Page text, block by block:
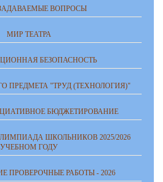
ВОПРОСЫ
МИР ТЕАТРА
БЕЗОПАСНОСТЬ
ПРЕДМЕТА "ТРУД (ТЕХНОЛОГИЯ)"
БЮДЖЕТИРОВАНИЕ
ШКОЛЬНИКОВ 2025/2026
УЧЕБНОМ ГОДУ
ПРОВЕРОЧНЫЕ РАБОТЫ - 2026